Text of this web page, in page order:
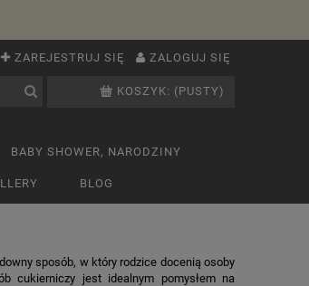
ZAREJESTRUJ SIĘ ZALOGUJ SIĘ
KOSZYK: (PUSTY)
BABY SHOWER, NARODZINY
BLOG
sposób, w który rodzice docenią osoby
cukierniczy jest idealnym pomysłem na